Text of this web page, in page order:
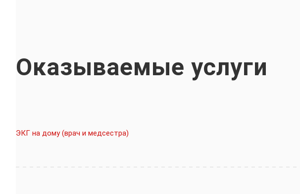
Оказываемые услуги
ЭКГ на дому (врач и медсестра)